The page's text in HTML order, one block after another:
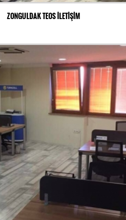
ZONGULDAK TEOS İLETİŞİM